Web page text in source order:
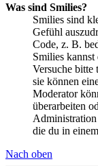
Was sind Smilies?
Smilies sind
Gefühl
Code, z. B.
Smilies kannst
Versuche bitte
sie können
Moderator
überarbeiten
Administration
die du in
Nach oben